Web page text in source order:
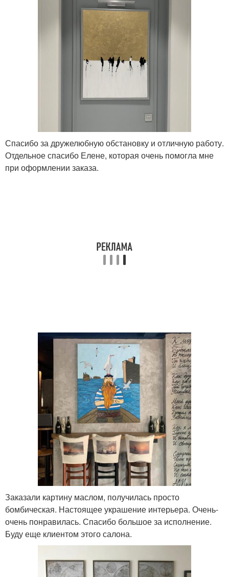
Спасибо за дружелюбную обстановку и отличную работу.
Отдельное спасибо Елене, которая очень помогла мне
при оформлении заказа.
Заказали картину маслом, получилась просто
бомбическая. Настоящее украшение интерьера. Очень-
очень понравилась. Спасибо большое за исполнение.
Буду еще клиентом этого салона.